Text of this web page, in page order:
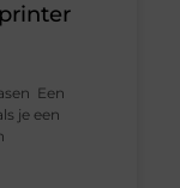
Een
je een